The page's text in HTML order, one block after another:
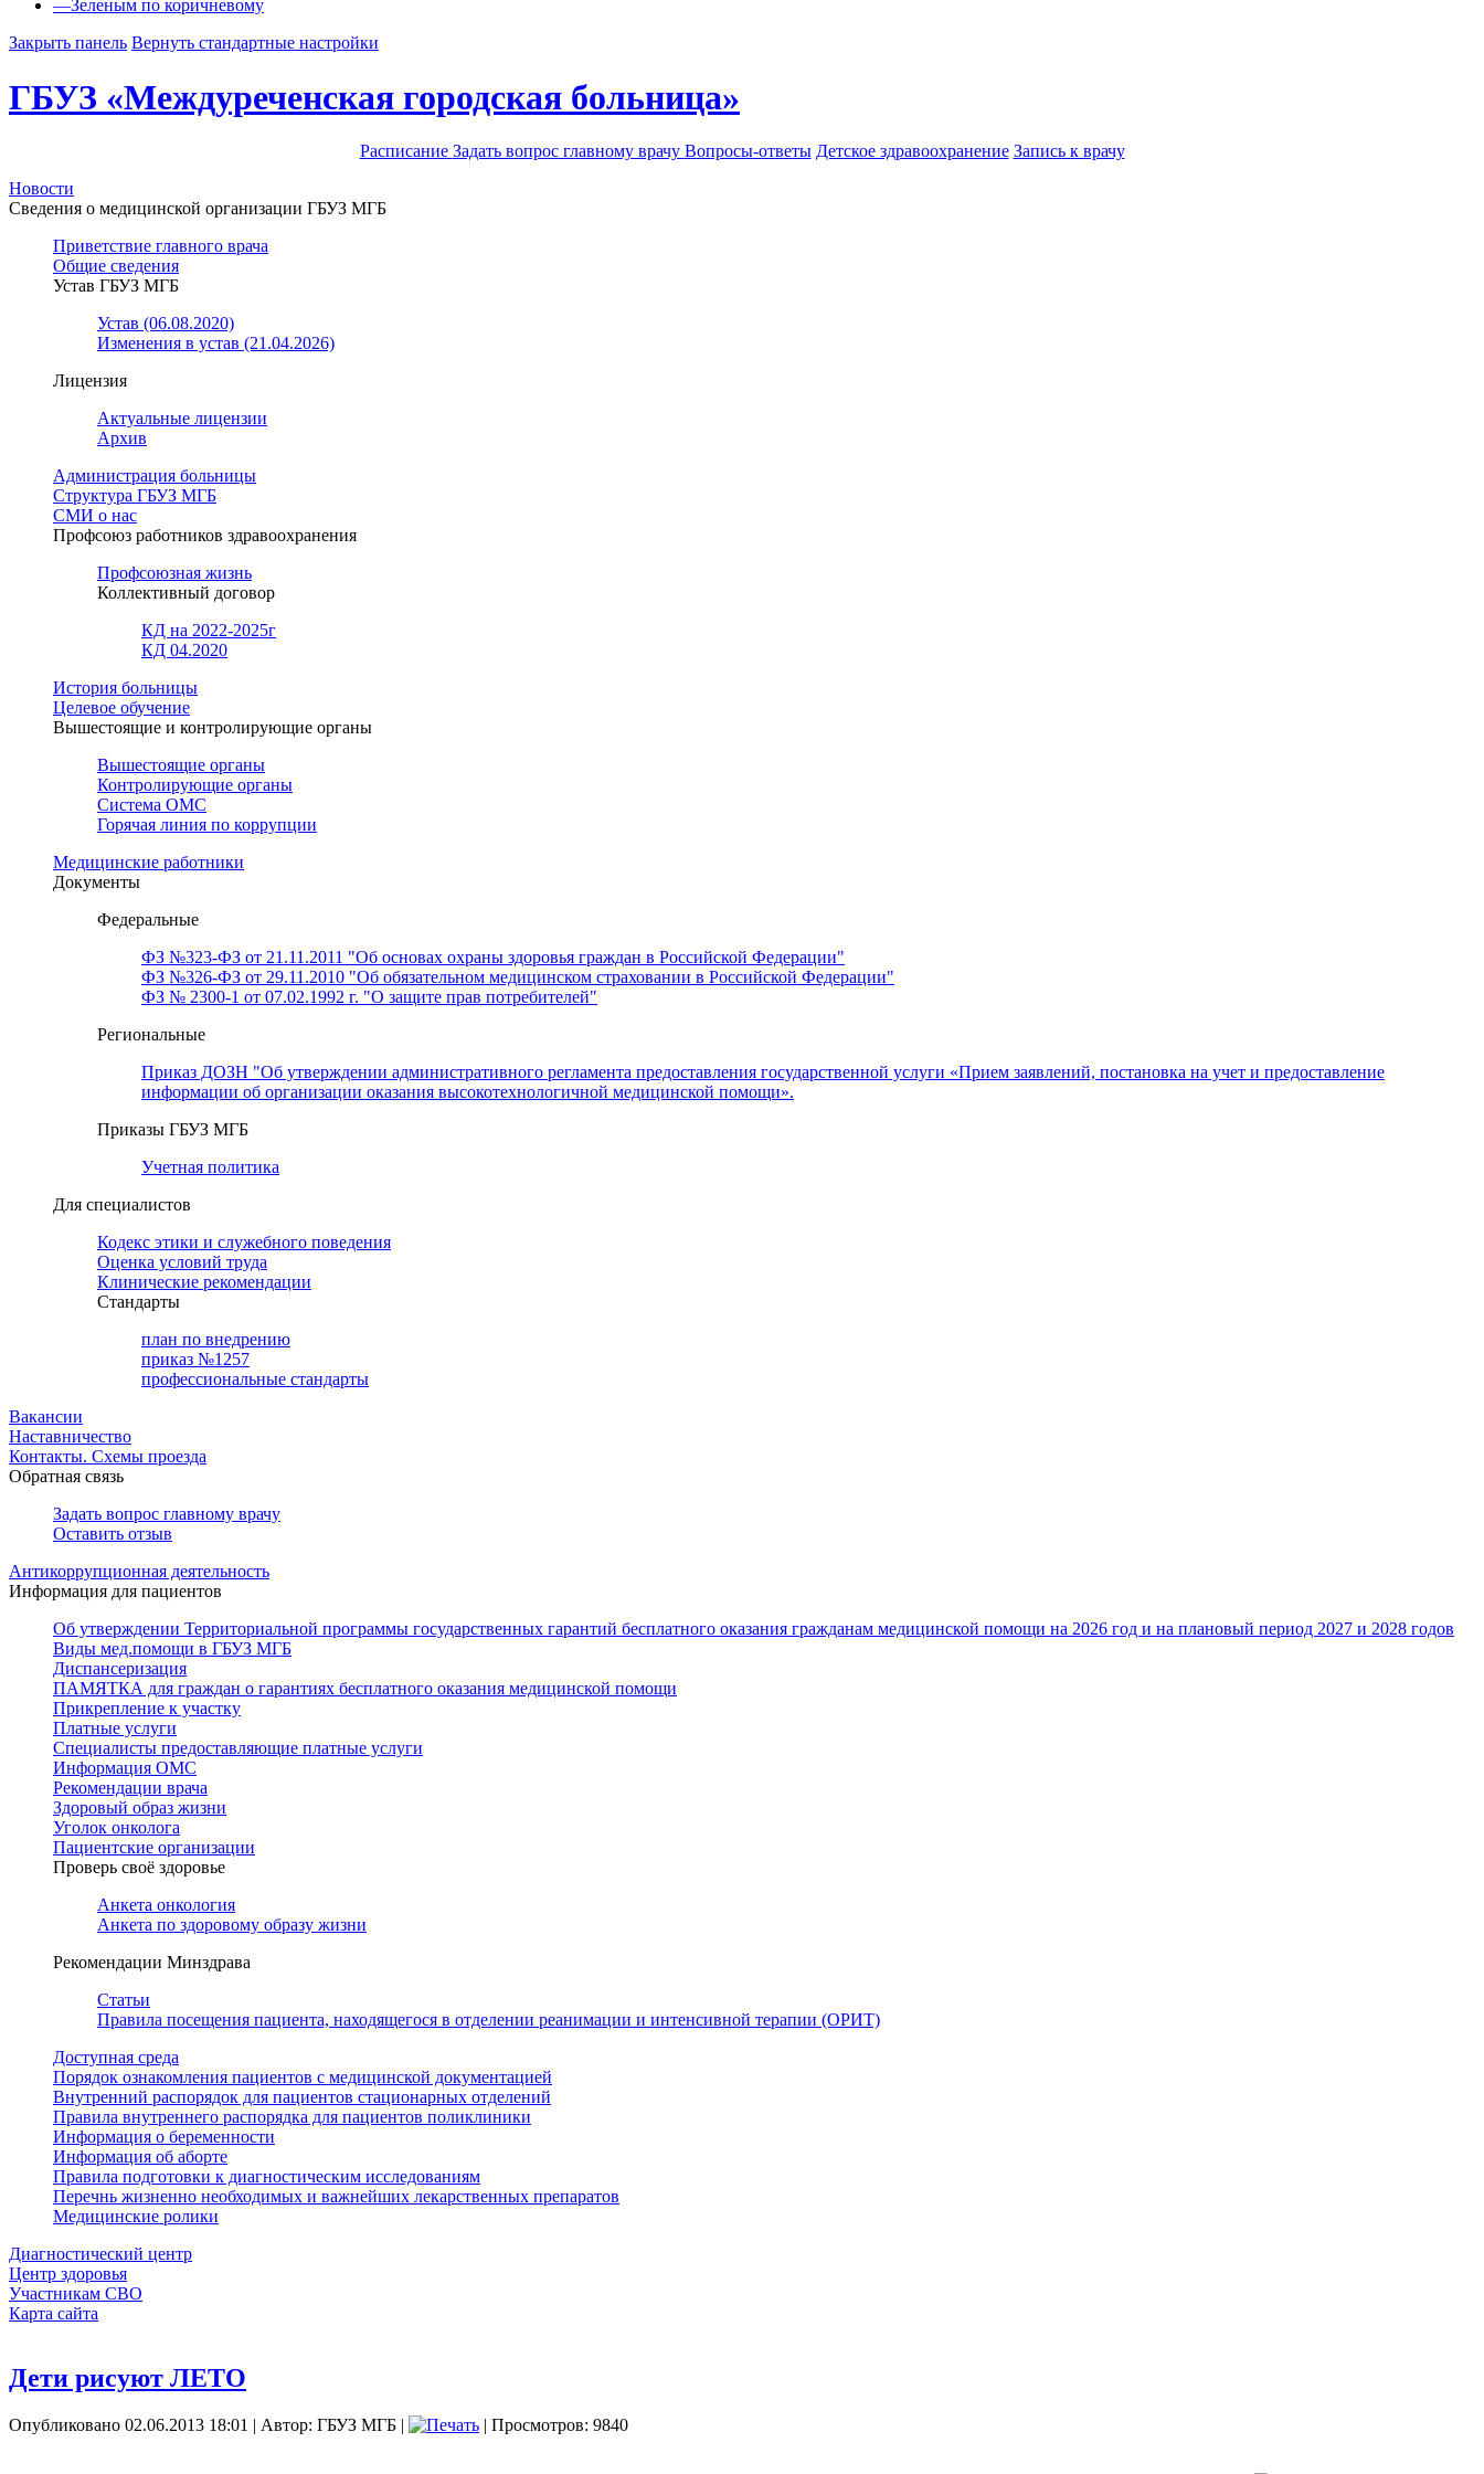
—Зеленым по коричневому
Закрыть панель Вернуть стандартные настройки
ГБУЗ «Междуреченская городская больница»
Расписание Задать вопрос главному врачу Вопросы-ответы Детское здравоохранение Запись к врачу
Новости
Сведения о медицинской организации ГБУЗ МГБ
Приветствие главного врача
Общие сведения
Устав ГБУЗ МГБ
Устав (06.08.2020)
Изменения в устав (21.04.2026)
Лицензия
Актуальные лицензии
Архив
Администрация больницы
Структура ГБУЗ МГБ
СМИ о нас
Профсоюз работников здравоохранения
Профсоюзная жизнь
Коллективный договор
КД на 2022-2025г
КД 04.2020
История больницы
Целевое обучение
Вышестоящие и контролирующие органы
Вышестоящие органы
Контролирующие органы
Система ОМС
Горячая линия по коррупции
Медицинские работники
Документы
Федеральные
ФЗ №323-ФЗ от 21.11.2011 "Об основах охраны здоровья граждан в Российской Федерации"
ФЗ №326-ФЗ от 29.11.2010 "Об обязательном медицинском страховании в Российской Федерации"
ФЗ № 2300-1 от 07.02.1992 г. "О защите прав потребителей"
Региональные
Приказ ДОЗН "Об утверждении административного регламента предоставления государственной услуги «Прием заявлений, постановка на учет и предоставление
информации об организации оказания высокотехнологичной медицинской помощи».
Приказы ГБУЗ МГБ
Учетная политика
Для специалистов
Кодекс этики и служебного поведения
Оценка условий труда
Клинические рекомендации
Cтандарты
план по внедрению
приказ №1257
профессиональные стандарты
Вакансии
Наставничество
Контакты. Схемы проезда
Обратная связь
Задать вопрос главному врачу
Оставить отзыв
Антикоррупционная деятельность
Информация для пациентов
Об утверждении Территориальной программы государственных гарантий бесплатного оказания гражданам медицинской помощи на 2026 год и на плановый период 2027 и 2028 годов
Виды мед.помощи в ГБУЗ МГБ
Диспансеризация
ПАМЯТКА для граждан о гарантиях бесплатного оказания медицинской помощи
Прикрепление к участку
Платные услуги
Специалисты предоставляющие платные услуги
Информация ОМС
Рекомендации врача
Здоровый образ жизни
Уголок онколога
Пациентские организации
Проверь своё здоровье
Анкета онкология
Анкета по здоровому образу жизни
Рекомендации Минздрава
Статьи
Правила посещения пациента, находящегося в отделении реанимации и интенсивной терапии (ОРИТ)
Доступная среда
Порядок ознакомления пациентов с медицинской документацией
Внутренний распорядок для пациентов стационарных отделений
Правила внутреннего распорядка для пациентов поликлиники
Информация о беременности
Информация об аборте
Правила подготовки к диагностическим исследованиям
Перечнь жизненно необходимых и важнейших лекарственных препаратов
Медицинские ролики
Диагностический центр
Центр здоровья
Участникам СВО
Карта сайта
Дети рисуют ЛЕТО
Опубликовано 02.06.2013 18:01 | Автор: ГБУЗ МГБ | | Просмотров: 9840